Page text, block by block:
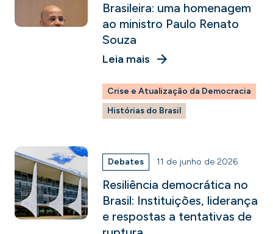
Brasileira: uma homenagem
ao ministro Paulo Renato
Souza
Leia mais
Crise e Atualização da Democracia
Histórias do Brasil
Debates 11 de junho de 2026
Resiliência democrática no
Brasil: Instituições, liderança
e respostas a tentativas de